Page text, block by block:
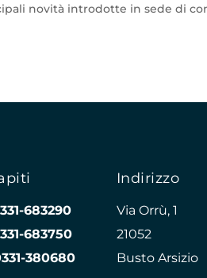
novità introdotte in sede di
683290
683750
380680
Indirizzo
Via Orrù, 1
21052
Busto Arsizio